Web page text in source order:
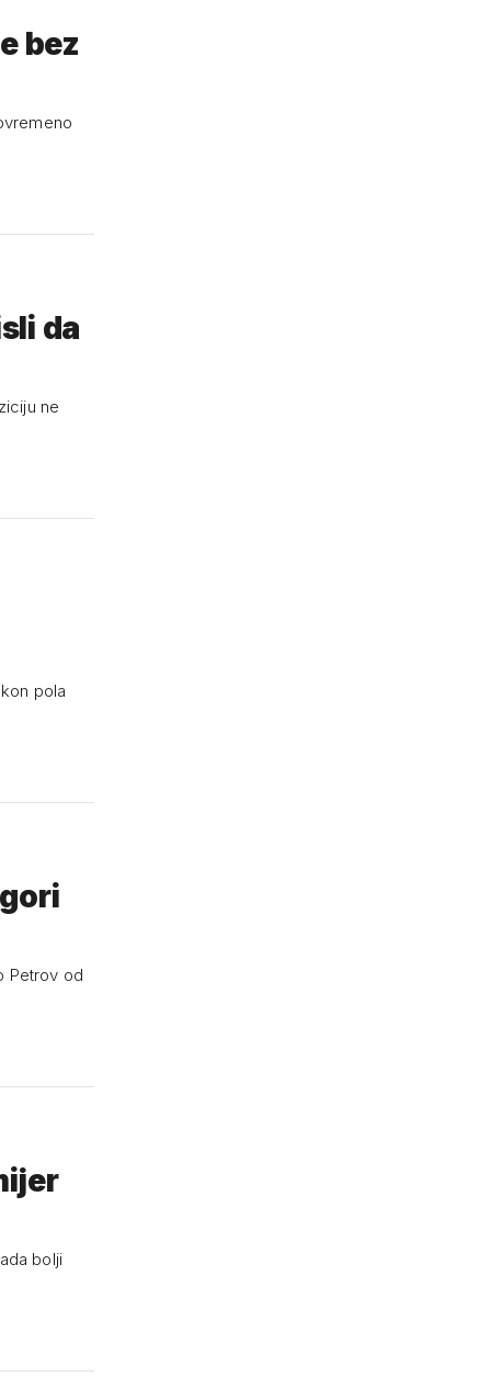
bez
da
ne
pola
Petrov od
bolji